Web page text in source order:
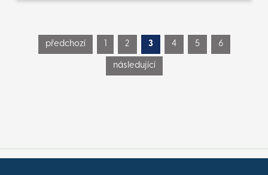
předchozí 1 2 3 4 5 6
následující